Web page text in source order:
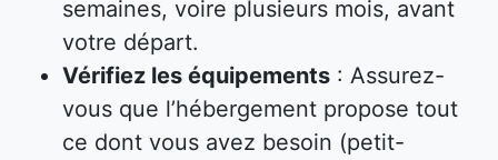
semaines, voire plusieurs mois, avant
votre départ.
Vérifiez les équipements : Assurez-
vous que l’hébergement propose tout
ce dont vous avez besoin (petit-